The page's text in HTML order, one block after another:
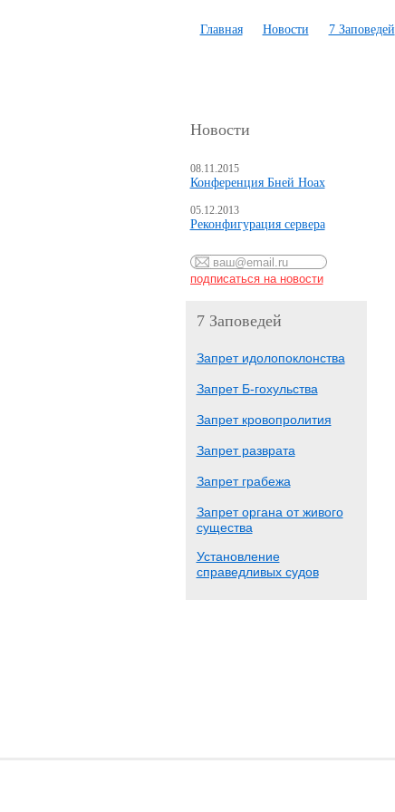
Главная Новости 7 Заповедей
Новости
08.11.2015
Конференция Бней Ноах
05.12.2013
Реконфигурация сервера
7 Заповедей
Запрет идолопоклонства
Запрет Б-гохульства
Запрет кровопролития
Запрет разврата
Запрет грабежа
Запрет органа от живого
существа
Установление
справедливых судов